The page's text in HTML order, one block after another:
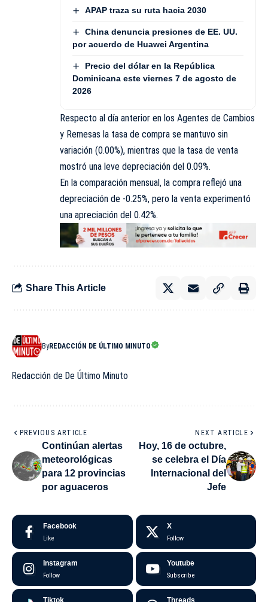
APAP traza su ruta hacia 2030
China denuncia presiones de EE. UU.
por acuerdo de Huawei Argentina
Precio del dólar en la República
Dominicana este viernes 7 de agosto de
2026
Respecto al día anterior en los Agentes de Cambios
y Remesas la tasa de compra se mantuvo sin
variación (0.00%), mientras que la tasa de venta
mostró una leve depreciación del 0.09%.
En la comparación mensual, la compra reflejó una
depreciación de -0.25%, pero la venta experimentó
una apreciación del 0.42%.
Share This Article
ByREDACCIÓN DE ÚLTIMO MINUTO
Redacción de De Último Minuto
PREVIOUS ARTICLE
Continúan alertas
meteorológicas
para 12 provincias
por aguaceros
NEXT ARTICLE
Hoy, 16 de octubre,
se celebra el Día
Internacional del
Jefe
Facebook
Like
X
Follow
Instagram
Follow
Youtube
Subscribe
Tiktok Threads